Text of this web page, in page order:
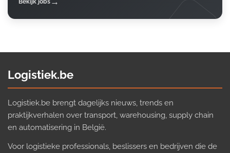
Bekijk jobs
Logistiek.be
Logistiek.be brengt dagelijks nieuws, trends en
praktijkverhalen over transport, warehousing, supply chain
en automatisering in België.
Voor logistieke professionals, beslissers en bedrijven die de